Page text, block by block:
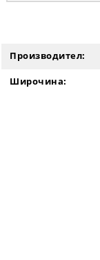
Производител:
Широчина: